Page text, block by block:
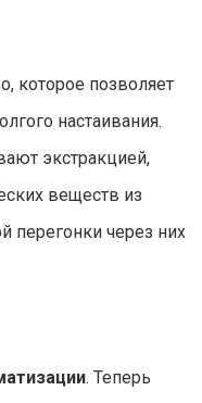
которое позволяет
настаивания.
экстракцией,
веществ из
перегонки через них
. Теперь